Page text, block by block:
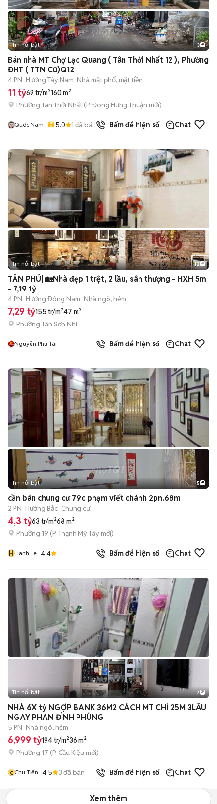
Tin nổi bật 3
Bán nhà MT Chợ Lạc Quang ( Tân Thới Nhất 12 ), Phường
ĐHT ( TTN Cũ)Q12
4 PN Hướng Tây Nam Nhà mặt phố, mặt tiền
11 tỷ69 tr/m²160 m²
Phường Tân Thới Nhất (P. Đông Hưng Thuận mới)
Quôc Nam 5.0 1 đã bán Bấm để hiện số Chat
+2
Tin nổi bật 12
TÂN PHÚ| 🏡Nhà đẹp 1 trệt, 2 lầu, sân thượng - HXH 5m
- 7,19 tỷ
4 PN Hướng Đông Nam Nhà ngõ, hẻm
7,29 tỷ155 tr/m²47 m²
Phường Tân Sơn Nhì
Nguyễn Phú Tài Bấm để hiện số Chat
Tin nổi bật 5
cần bán chung cư 79c phạm viết chánh 2pn.68m
2 PN Hướng Bắc Chung cư
4,3 tỷ63 tr/m²68 m²
Phường 19 (P. Thạnh Mỹ Tây mới)
HHanh Le 4.4 Bấm để hiện số Chat
+2
Tin nổi bật 7
NHÀ 6X tỷ NGỢP BANK 36M2 CÁCH MT CHỈ 25M 3LẦU
NGAY PHAN ĐÌNH PHÙNG
5 PN Nhà ngõ, hẻm
6,999 tỷ194 tr/m²36 m²
Phường 17 (P. Cầu Kiệu mới)
c Chu Tiến 4.5 3 đã bán Bấm để hiện số Chat
Xem thêm